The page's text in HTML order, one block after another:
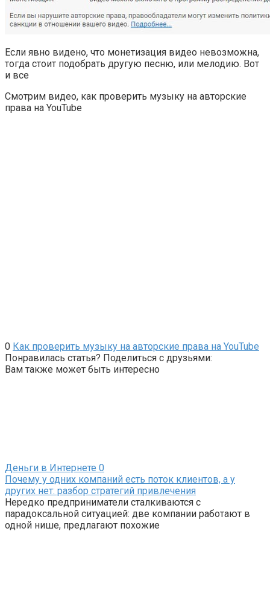
Если явно видено, что монетизация видео невозможна,
тогда стоит подобрать другую песню, или мелодию. Вот
и все
Смотрим видео, как проверить музыку на авторские
права на YouTube
0 Как проверить музыку на авторские права на YouTube
Понравилась статья? Поделиться с друзьями:
Вам также может быть интересно
Деньги в Интернете 0
Почему у одних компаний есть поток клиентов, а у
других нет: разбор стратегий привлечения
Нередко предприниматели сталкиваются с
парадоксальной ситуацией: две компании работают в
одной нише, предлагают похожие